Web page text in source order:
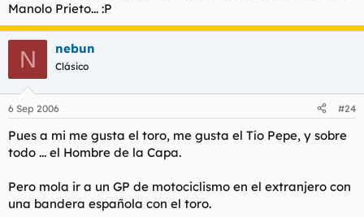
Manolo Prieto... :P
N nebun
Clásico
6 Sep 2006 #24
Pues a mi me gusta el toro, me gusta el Tío Pepe, y sobre
todo ... el Hombre de la Capa.
Pero mola ir a un GP de motociclismo en el extranjero con
una bandera española con el toro.